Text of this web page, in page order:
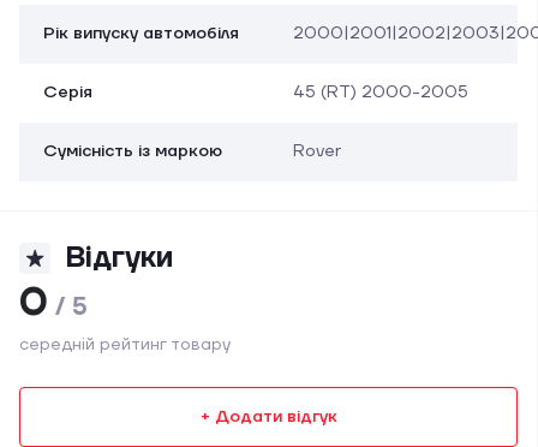
Рік випуску автомобіля
Серія 45 (RT) 2000-2005
Сумісність із маркою Rover
Відгуки
0 / 5
середній рейтинг товару
+ Додати відгук